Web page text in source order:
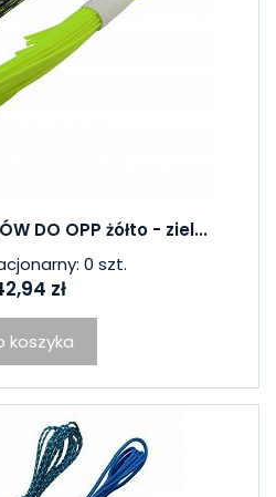
DO OPP żółto - ziel...
0 szt.
zł
koszyka